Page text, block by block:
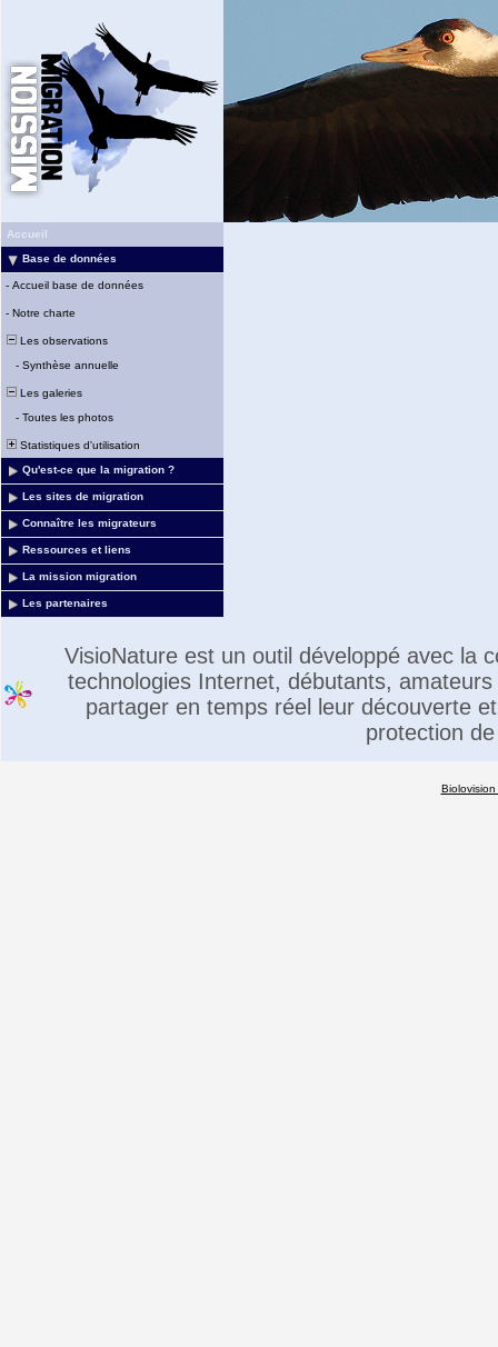
Accueil
Base de données
- Accueil base de données
- Notre charte
Les observations
- Synthèse annuelle
Les galeries
- Toutes les photos
Statistiques d'utilisation
Qu'est-ce que la migration ?
Les sites de migration
Connaître les migrateurs
Ressources et liens
La mission migration
Les partenaires
VisioNature est un outil développé avec la
technologies Internet, débutants,
partager en temps réel leur découverte
protection
Biolovision